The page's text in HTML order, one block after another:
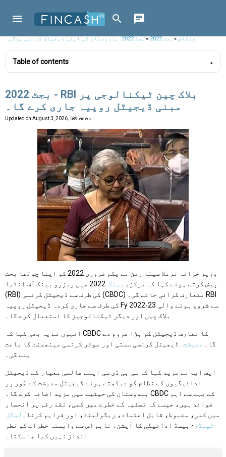
فنکاش»بجٹ 2022 »بجٹ 2022: ہندوستان کی اپنی ڈیجیٹل کرنسی ہوگی۔
Table of contents
بجٹ 2022 - RBI بلاک چین ٹیکنالوجی پر
مبنی ڈیجیٹل روپیہ جاری کرے گا۔
Updated on August 3, 2026 , 589 views
وزیر خزانہ نرملا سیتا رمن نے یکم فروری 2022 کو اپنا چوتھا بجٹ
پیش کرتے ہوئے کہا کہ مرکزیبینک
2022 میں ریزرو بینک آف انڈیا
(RBI) کی طرف سے ڈیجیٹل کرنسی (CBDC) متعارف کرائی جائے گی۔ RBI
کی طرف سے جاری کردہ ڈیجیٹل روپیہ Fy 2022-23 سے شروع ہونے والی
بلاک چین اور دیگر ٹیکنالوجیز کا استعمال کرے گا۔
انہوں نے یہ بھی کہا کہ CBDC کا تعارف ڈیجیٹل کو بڑا فروغ دے
گا۔ معیشت. ڈیجیٹل کرنسی سستی اور موثر کرنسی مینجمنٹ کا باعث
بنے گی۔
ایف ایم نے مزید کہا کہ سی بی ڈی سی اپنے عالمی معیار کے ڈیجیٹل
ادائیگیوں کے نظام کو دیکھتے ہوئے ڈیجیٹل معیشت کے طور پر
ہندوستان کی حیثیت میں مزید اضافہ کرے گا۔ CBDC کے بہت سے اہم
فوائد ہیں، جیسے کہ تصفیہ کے خطرے میں کمی، نقد رقم پر انحصار
میں کمی، مضبوط، قابل اعتماد، ریگولیٹڈ، اور فراہم کرنا۔ لیگل
ٹینڈر - بیسڈ ادائیگی کا آپشن۔ تاہم اس سے وابستہ خطرات کو نظر
انداز نہیں کیا جا سکتا۔